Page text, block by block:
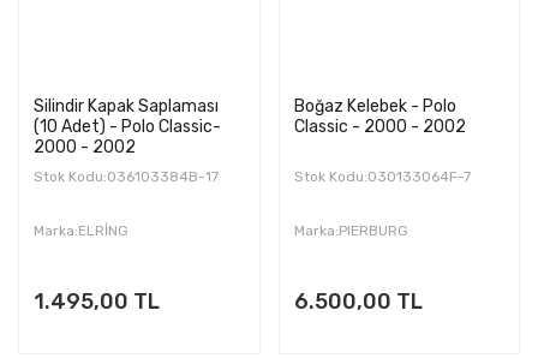
Silindir Kapak Saplaması
(10 Adet) - Polo Classic-
2000 - 2002
Stok Kodu:036103384B-17
Marka:ELRİNG
1.495,00 TL
Boğaz Kelebek - Polo
Classic - 2000 - 2002
Stok Kodu:030133064F-7
Marka:PIERBURG
6.500,00 TL